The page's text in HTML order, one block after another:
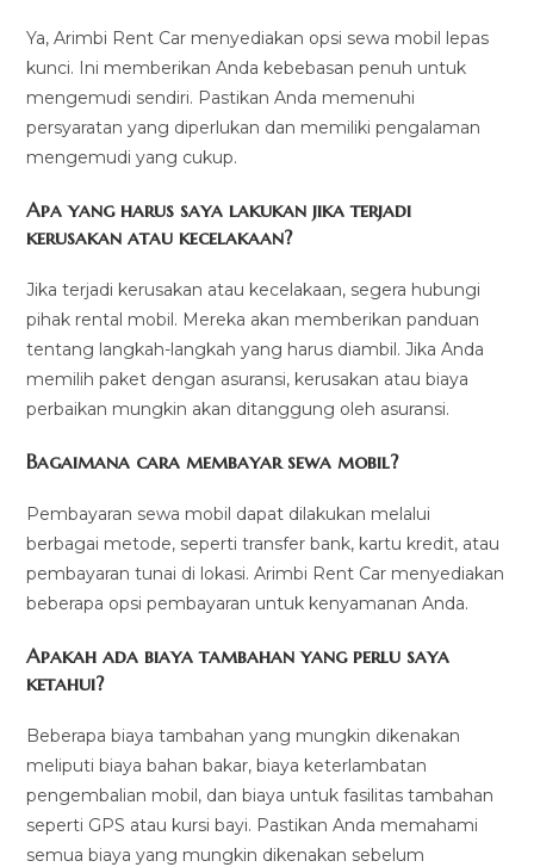
Ya, Arimbi Rent Car menyediakan opsi sewa mobil lepas
kunci. Ini memberikan Anda kebebasan penuh untuk
mengemudi sendiri. Pastikan Anda memenuhi
persyaratan yang diperlukan dan memiliki pengalaman
mengemudi yang cukup.
Apa yang harus saya lakukan jika terjadi
kerusakan atau kecelakaan?
Jika terjadi kerusakan atau kecelakaan, segera hubungi
pihak rental mobil. Mereka akan memberikan panduan
tentang langkah-langkah yang harus diambil. Jika Anda
memilih paket dengan asuransi, kerusakan atau biaya
perbaikan mungkin akan ditanggung oleh asuransi.
Bagaimana cara membayar sewa mobil?
Pembayaran sewa mobil dapat dilakukan melalui
berbagai metode, seperti transfer bank, kartu kredit, atau
pembayaran tunai di lokasi. Arimbi Rent Car menyediakan
beberapa opsi pembayaran untuk kenyamanan Anda.
Apakah ada biaya tambahan yang perlu saya
ketahui?
Beberapa biaya tambahan yang mungkin dikenakan
meliputi biaya bahan bakar, biaya keterlambatan
pengembalian mobil, dan biaya untuk fasilitas tambahan
seperti GPS atau kursi bayi. Pastikan Anda memahami
semua biaya yang mungkin dikenakan sebelum